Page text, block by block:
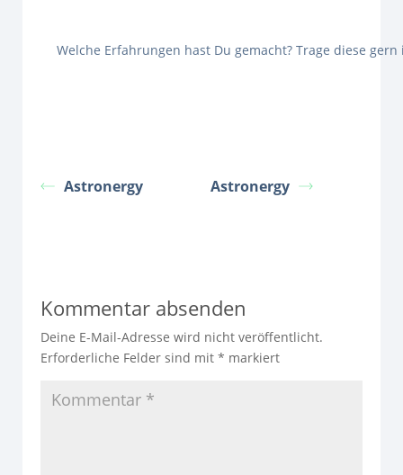
Welche Erfahrungen hast Du gemacht? Trage diese
Astronergy Astronergy
Kommentar absenden
Deine E-Mail-Adresse wird nicht veröffentlicht.
Erforderliche Felder sind mit * markiert